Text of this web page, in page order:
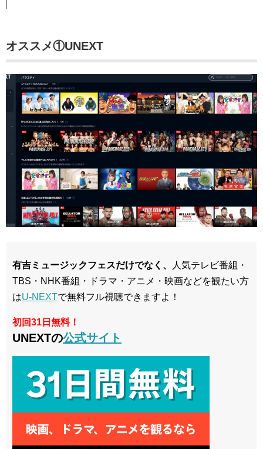
オススメ①UNEXT
有吉ミュージックフェスだけでなく、
人気テレビ番組・
TBS・NHK番組・ドラマ・アニメ・映画などを観たい方
はU-NEXTで無料フル視聴できますよ！
初回31日無料！
UNEXTの公式サイト